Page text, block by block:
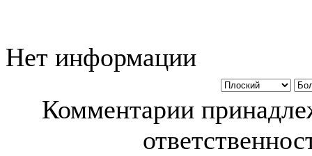
Нет информации
Комментарии